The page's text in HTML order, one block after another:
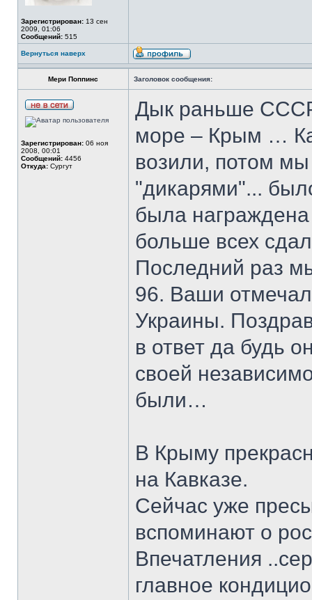
Зарегистрирован: 13 сен
2009, 01:06
Сообщений: 515
Вернуться наверх
Мери Поппинс Заголовок сообщения:
Зарегистрирован: 06 ноя
2008, 00:01
Сообщений: 4456
Откуда: Сургут
Дык раньше
море – Крым …
возили, потом
"дикарями"...
была награждена
больше всех
Последний раз
96. Ваши
Украины.
в ответ да будь
своей
были…
В Крыму
на Кавказе.
Сейчас уже
вспоминают о
Впечатления
главное